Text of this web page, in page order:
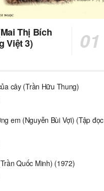
Thị Bích
Việt 3)
cây (Trần Hữu Thung)
em (Nguyễn Bùi Vợi) (Tập đọc
Quốc Minh) (1972)